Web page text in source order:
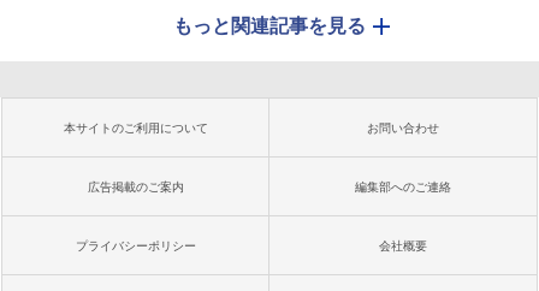
もっと関連記事を見る
本サイトのご利用について お問い合わせ
広告掲載のご案内 編集部へのご連絡
プライバシーポリシー 会社概要